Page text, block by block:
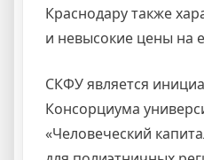
Краснодару также
и невысокие цены на
СКФУ является
Консорциума
«Человеческий